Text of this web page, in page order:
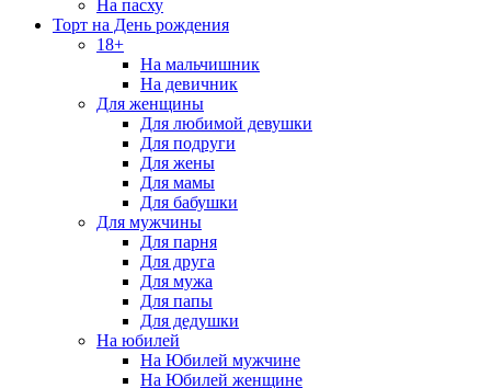
На пасху
Торт на День рождения
18+
На мальчишник
На девичник
Для женщины
Для любимой девушки
Для подруги
Для жены
Для мамы
Для бабушки
Для мужчины
Для парня
Для друга
Для мужа
Для папы
Для дедушки
На юбилей
На Юбилей мужчине
На Юбилей женщине